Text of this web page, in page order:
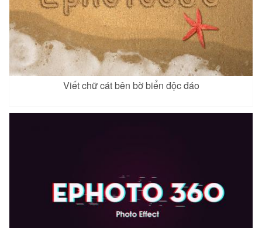
Viết chữ cát bên bờ biển độc đáo